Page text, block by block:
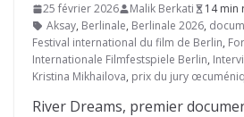
25 février 2026 Malik Berkati
14 min
Aksay, Berlinale, Berlinale 2026,
Festival international du film de Berlin,
Internationale Filmfestspiele Berlin,
Kristina Mikhailova, prix du jury
River Dreams, premier